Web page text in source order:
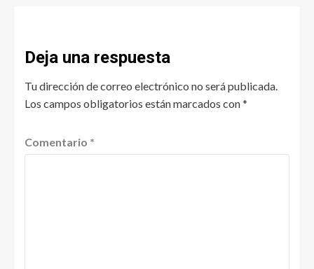
Deja una respuesta
Tu dirección de correo electrónico no será publicada.
Los campos obligatorios están marcados con*
Comentario *